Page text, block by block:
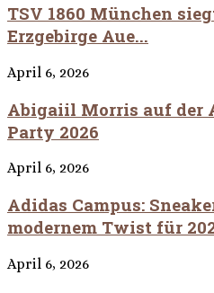
TSV 1860 München
Erzgebirge Aue...
April 6, 2026
Abigaiil Morris auf der
Party 2026
April 6, 2026
Adidas Campus:
modernem Twist für
April 6, 2026